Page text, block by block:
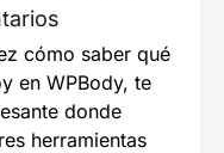
cómo saber qué
en WPBody, te
donde
herramientas